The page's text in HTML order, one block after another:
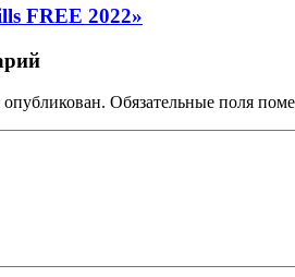
FREE 2022»
Обязательные поля